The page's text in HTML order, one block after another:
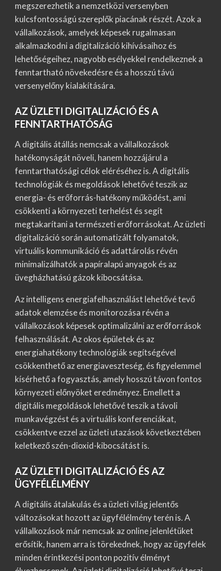
megszerezhetik a nemzetközi versenyben
kulcsfontosságú szereplők piacának részét. Azok a
vállalkozások, amelyek képesek rugalmasan
alkalmazkodni a digitalizáció kihívásaihoz és
lehetőségeihez, nagyobb esélyekkel rendelkeznek a
fenntartható növekedésre és a hosszú távú
versenyelőny kialakítására.
AZ ÜZLETI DIGITALIZÁCIÓ ÉS A
FENNTARTHATÓSÁG
A digitális átállás nemcsak a vállalkozások
hatékonyságát növeli, hanem hozzájárul a
fenntarthatósági célok eléréséhez is. A digitális
technológiák és megoldások lehetővé teszik az
energia- és erőforrás-hatékony működést, ami
csökkenti a környezeti terhelést és segít
megtakarítani a természeti erőforrásokat. Az üzleti
digitalizáció során automatizált folyamatok,
virtuális kommunikáció és adattárolás révén
minimalizálhatók a papíralapú anyagok és az
üvegházhatású gázok kibocsátása.
Az intelligens energiafelhasználást lehetővé tevő
adatok elemzése és monitorozása révén a
vállalkozások képesek optimalizálni az erőforrások
felhasználását. Az okos épületek és az
energiahatékony technológiák segítségével
csökkenthető az energiaveszteség, és figyelemmel
kísérhető a fogyasztás, amely hosszú távon fontos
környezeti előnyöket eredményez. Emellett a
digitális megoldások lehetővé teszik a távoli
munkavégzést és a virtuális konferenciákat,
csökkentve ezzel az üzleti utazások következtében
keletkező szén-dioxid-kibocsátást is.
AZ ÜZLETI DIGITALIZÁCIÓ ÉS AZ
ÜGYFÉLÉLMÉNY
A digitális átalakulás és a üzleti világ jelentős
változásokat hozott az ügyfélélmény terén is. A
vállalkozások már nemcsak az online jelenlétüket
erősítik, hanem arra is törekednek, hogy az ügyfelek
minden érintkezési ponton pozitív élményt